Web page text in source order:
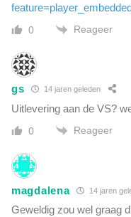
0 Reageer
gs 14 jaren geleden
Uitlevering aan de VS?
0 Reageer
magdalena 14 jaren
Geweldig zou wel graag